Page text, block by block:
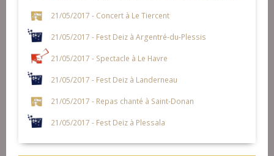
21/05/2017 - Concert à Le Tiercent
21/05/2017 - Fest Deiz à Argentré-du-Plessis
21/05/2017 - Spectacle à Le Havre
21/05/2017 - Fest Deiz à Landerneau
21/05/2017 - Repas chanté à Saint-Donan
21/05/2017 - Fest Deiz à Plessala